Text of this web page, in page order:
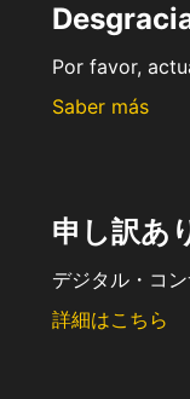
Por favor,
Saber más
申し訳あ
デジタル・コ
詳細はこちら